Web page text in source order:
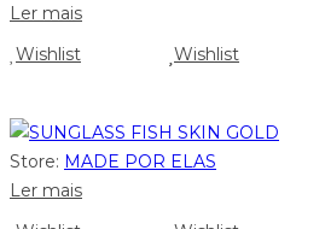
Ler mais
Wishlist
Wishlist
Store: MADE POR ELAS
Ler mais